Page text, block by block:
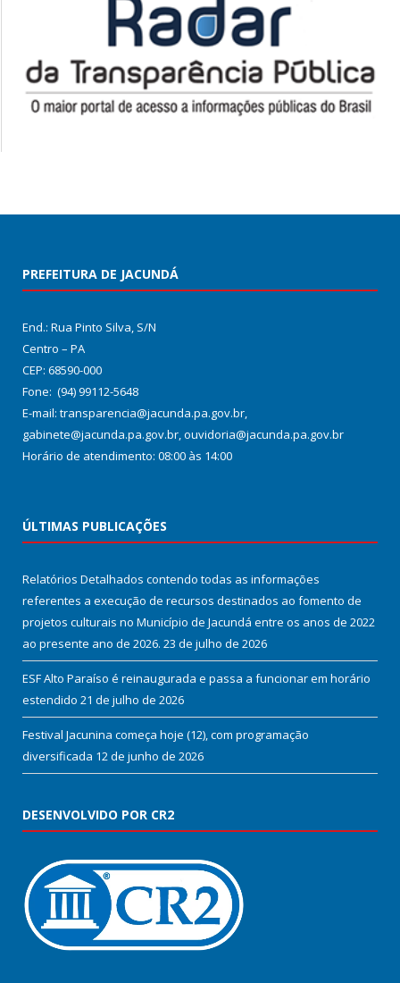
PREFEITURA DE JACUNDÁ
End.: Rua Pinto Silva, S/N
Centro – PA
CEP: 68590-000
Fone: (94) 99112-5648
E-mail: transparencia@jacunda.pa.gov.br,
gabinete@jacunda.pa.gov.br, ouvidoria@jacunda.pa.gov.br
Horário de atendimento: 08:00 às 14:00
ÚLTIMAS PUBLICAÇÕES
Relatórios Detalhados contendo todas as informações
referentes a execução de recursos destinados ao fomento de
projetos culturais no Município de Jacundá entre os anos de 2022
ao presente ano de 2026. 23 de julho de 2026
ESF Alto Paraíso é reinaugurada e passa a funcionar em horário
estendido 21 de julho de 2026
Festival Jacunina começa hoje (12), com programação
diversificada 12 de junho de 2026
DESENVOLVIDO POR CR2